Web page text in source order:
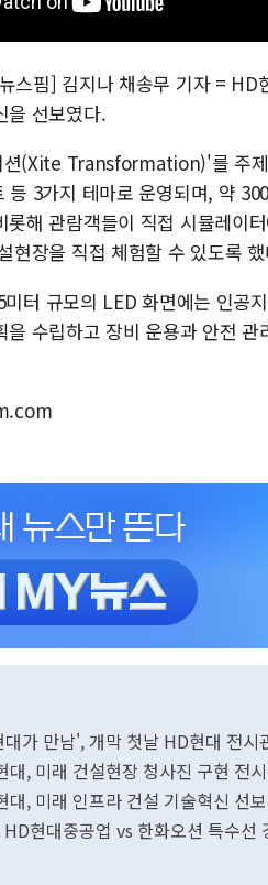
스핌] 김지나 채송무 기자 =
을 선보였다.
션(Xite Transformation)'를 주
3가지 테마로 운영되며, 약
해 관람객들이 직접 시뮬레이
현장을 직접 체험할 수 있도록
터 규모의 LED 화면에는 인공
을 수립하고 장비 운용과 안전
가 만남', 개막 첫날 HD현대 전시
, 미래 건설현장 청사진 구현 전
, 미래 인프라 건설 기술혁신 선
현대중공업 vs 한화오션 특수선